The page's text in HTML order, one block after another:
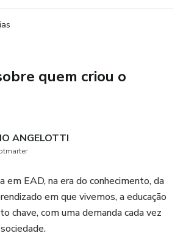
quem criou o
ANGELOTTI
em EAD, na era do conhecimento, da
em que vivemos, a educação
chave, com uma demanda cada vez